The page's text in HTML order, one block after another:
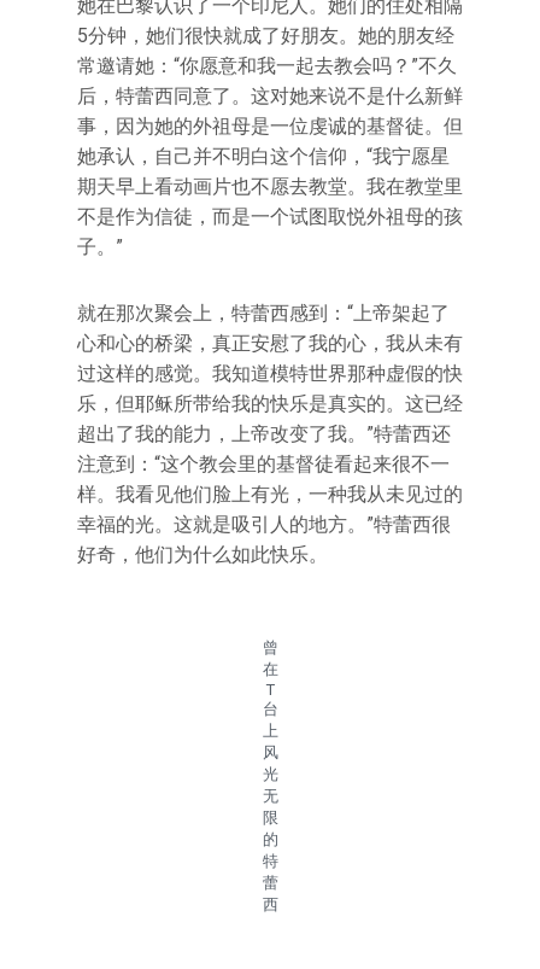
她在巴黎认识了一个印尼人。她们的住处相隔
5分钟，她们很快就成了好朋友。她的朋友经
常邀请她：“你愿意和我一起去教会吗？”不久
后，特蕾西同意了。这对她来说不是什么新鲜
事，因为她的外祖母是一位虔诚的基督徒。但
她承认，自己并不明白这个信仰，“我宁愿星
期天早上看动画片也不愿去教堂。我在教堂里
不是作为信徒，而是一个试图取悦外祖母的孩
子。”
就在那次聚会上，特蕾西感到：“上帝架起了
心和心的桥梁，真正安慰了我的心，我从未有
过这样的感觉。我知道模特世界那种虚假的快
乐，但耶稣所带给我的快乐是真实的。这已经
超出了我的能力，上帝改变了我。”特蕾西还
注意到：“这个教会里的基督徒看起来很不一
样。我看见他们脸上有光，一种我从未见过的
幸福的光。这就是吸引人的地方。”特蕾西很
好奇，他们为什么如此快乐。
曾
在
T
台
上
风
光
无
限
的
特
蕾
西